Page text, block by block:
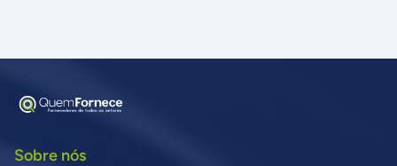
Sobre nós